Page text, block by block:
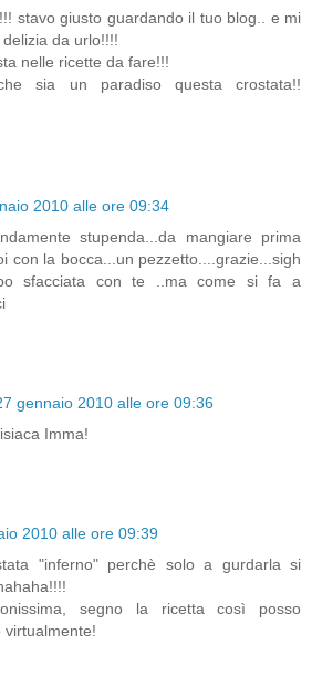
stavo giusto guardando il tuo blog.. e mi
da urlo!!!!
nelle ricette da fare!!!
sia un paradiso questa crostata!!
2010 alle ore 09:34
stupenda...da mangiare prima
con la bocca...un pezzetto....grazie...sigh
sfacciata con te ..ma come si fa a
gennaio 2010 alle ore 09:36
Imma!
2010 alle ore 09:39
"inferno" perchè solo a gurdarla si
segno la ricetta così posso
virtualmente!